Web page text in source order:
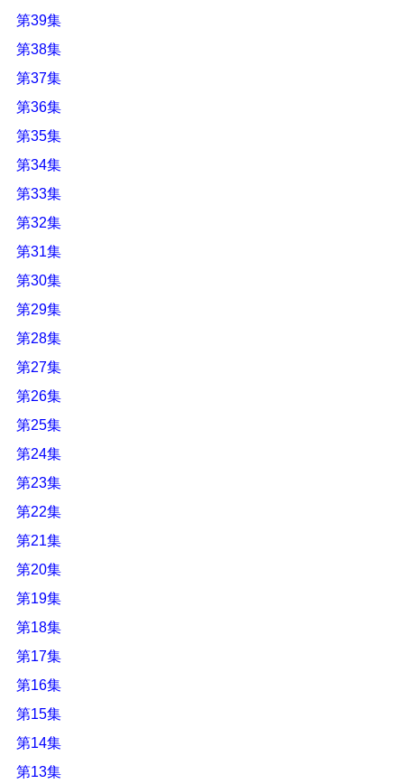
第39集
第38集
第37集
第36集
第35集
第34集
第33集
第32集
第31集
第30集
第29集
第28集
第27集
第26集
第25集
第24集
第23集
第22集
第21集
第20集
第19集
第18集
第17集
第16集
第15集
第14集
第13集